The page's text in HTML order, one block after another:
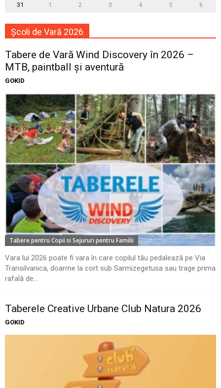
31 1 2 3 4 5 6
Școli de Vară 2026
Tabere de Vară Wind Discovery în 2026 –
MTB, paintball și aventură
GOKID
Tabere pentru Copii si Sejururi pentru Familii
Vara lui 2026 poate fi vara în care copilul tău pedalează pe Via
Transilvanica, doarme la cort sub Sarmizegetusa sau trage prima
rafală de...
Taberele Creative Urbane Club Natura 2026
GOKID